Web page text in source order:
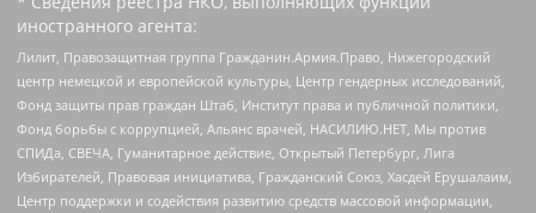
иностранного агента:
Лилит, Правозащитная группа Гражданин.Армия.Право, Нижегородский
центр немецкой и европейской культуры, Центр гендерных исследований,
Фонд защиты прав граждан Штаб, Институт права и публичной политики,
Фонд борьбы с коррупцией, Альянс врачей, НАСИЛИЮ.НЕТ, Мы против
СПИДа, СВЕЧА, Гуманитарное действие, Открытый Петербург, Лига
Избирателей, Правовая инициатива, Гражданский Союз, Хасдей Ерушалаим,
Центр поддержки и содействия развитию средств массовой информации,